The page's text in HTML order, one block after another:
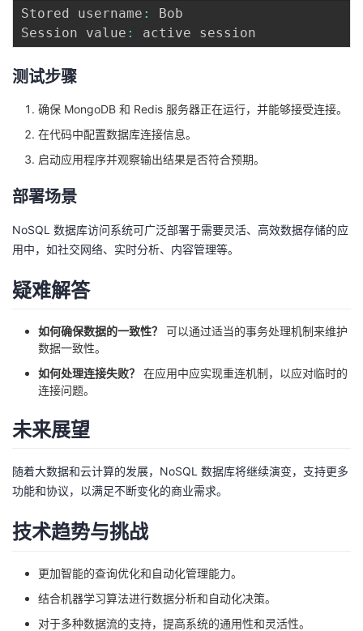
Stored username :
Bob
Session value :
测试步骤
确保 MongoDB 和 Redis 服务器正在运行，并能够接受连接。
在代码中配置数据库连接信息。
启动应用程序并观察输出结果是否符合预期。
部署场景
NoSQL 数据库访问系统可广泛部署于需要灵活、高效数据存储的应
用中，如社交网络、实时分析、内容管理等。
疑难解答
如何确保数据的一致性？
可以通过适当的事务处理机制来维护
数据一致性。
如何处理连接失败？
在应用中应实现重连机制，以应对临时的
连接问题。
未来展望
随着大数据和云计算的发展，NoSQL 数据库将继续演变，支持更多
功能和协议，以满足不断变化的商业需求。
技术趋势与挑战
更加智能的查询优化和自动化管理能力。
结合机器学习算法进行数据分析和自动化决策。
对于多种数据流的支持，提高系统的通用性和灵活性。